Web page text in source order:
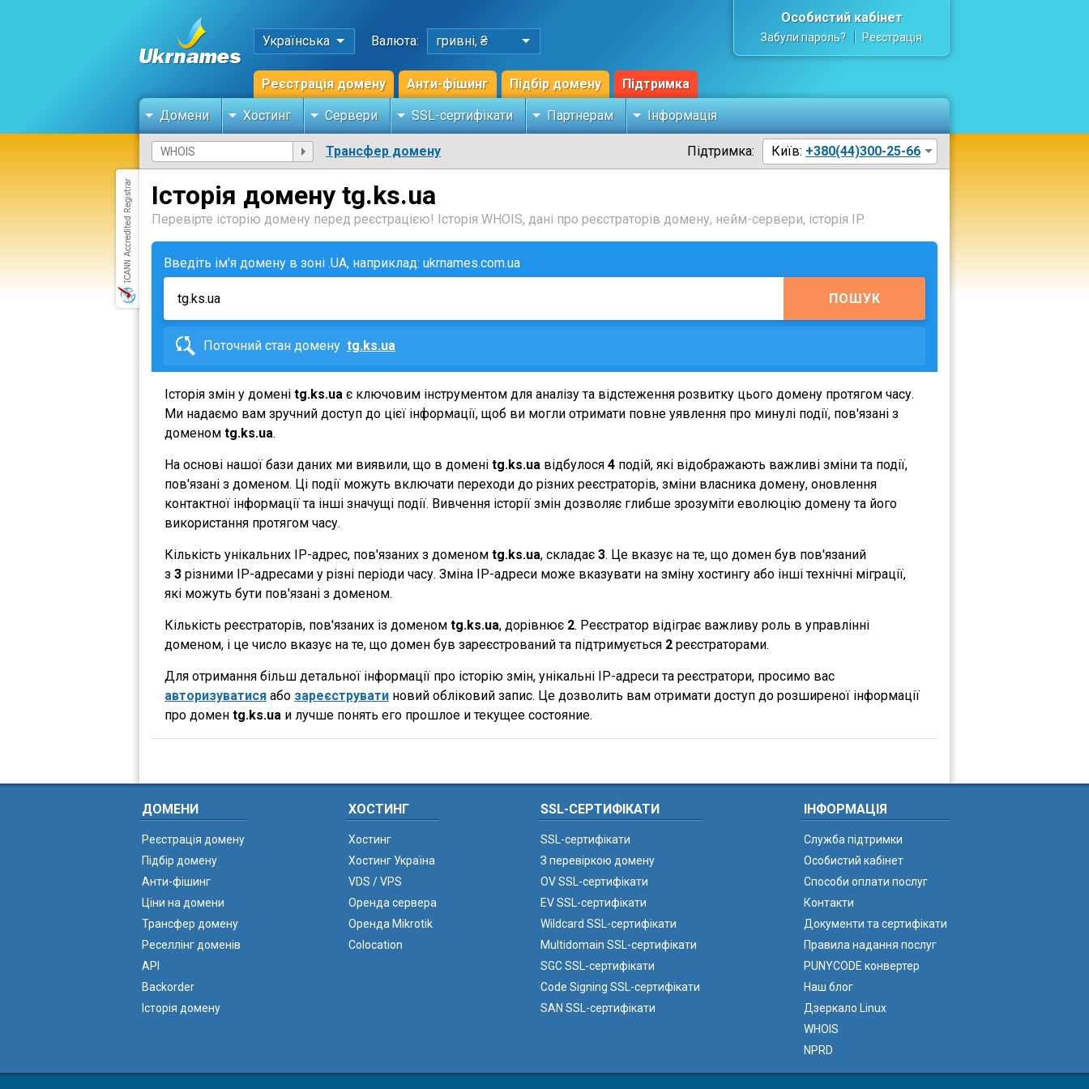
Українська Валюта: гривні, ₴
Реєстрація домену Анти-фішинг Підбір домену Підтримка
Особистий кабінет
Забули пароль? Реєстрація
Домени Хостинг Сервери SSL-сертифікати Партнерам Інформація
Трансфер домену Підтримка: Київ: +380(44)300-25-66
Історія домену tg.ks.ua
Перевірте історію домену перед реєстрацією! Історія WHOIS, дані про реєстраторів домену, нейм-сервери, історія IP.
Введіть ім'я домену в зоні .UA, наприклад: ukrnames.com.ua
ПОШУК
Поточний стан домену tg.ks.ua
Історія змін у домені tg.ks.ua є ключовим інструментом для аналізу та відстеження розвитку цього домену протягом часу.
Ми надаємо вам зручний доступ до цієї інформації, щоб ви могли отримати повне уявлення про минулі події, пов'язані з
доменом tg.ks.ua.
На основі нашої бази даних ми виявили, що в домені tg.ks.ua відбулося 4 подій, які відображають важливі зміни та події,
пов'язані з доменом. Ці події можуть включати переходи до різних реєстраторів, зміни власника домену, оновлення
контактної інформації та інші значущі події. Вивчення історії змін дозволяє глибше зрозуміти еволюцію домену та його
використання протягом часу.
Кількість унікальних IP-адрес, пов'язаних з доменом tg.ks.ua, складає 3. Це вказує на те, що домен був пов'язаний
з 3 різними IP-адресами у різні періоди часу. Зміна IP-адреси може вказувати на зміну хостингу або інші технічні міграції,
які можуть бути пов'язані з доменом.
Кількість реєстраторів, пов'язаних із доменом tg.ks.ua, дорівнює 2. Реєстратор відіграє важливу роль в управлінні
доменом, і це число вказує на те, що домен був зареєстрований та підтримується 2 реєстраторами.
Для отримання більш детальної інформації про історію змін, унікальні IP-адреси та реєстратори, просимо вас
авторизуватися або зареєструвати новий обліковий запис. Це дозволить вам отримати доступ до розширеної інформації
про домен tg.ks.ua и лучше понять его прошлое и текущее состояние.
ДОМЕНИ
Реєстрація домену
Підбір домену
Анти-фішинг
Ціни на домени
Трансфер домену
Реселлінг доменів
API
Backorder
Історія домену
ХОСТИНГ
Хостинг
Хостинг Україна
VDS / VPS
Оренда сервера
Оренда Mikrotik
Colocation
SSL-СЕРТИФІКАТИ
SSL-сертифікати
З перевіркою домену
OV SSL-сертифікати
EV SSL-сертифікати
Wildcard SSL-сертифікати
Multidomain SSL-сертифікати
SGC SSL-сертифікати
Code Signing SSL-сертифікати
SAN SSL-сертифікати
ІНФОРМАЦІЯ
Служба підтримки
Особистий кабінет
Способи оплати послуг
Контакти
Документи та сертифікати
Правила надання послуг
PUNYCODE конвертер
Наш блог
Дзеркало Linux
WHOIS
NPRD